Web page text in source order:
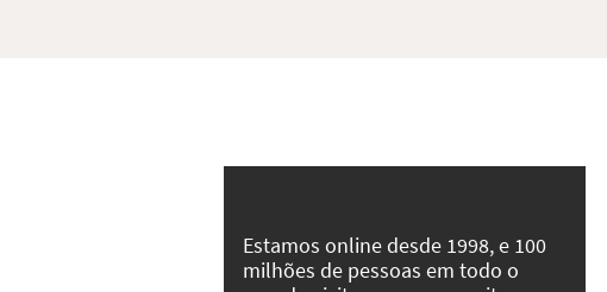
Estamos online desde 1998, e 100
milhões de pessoas em todo o